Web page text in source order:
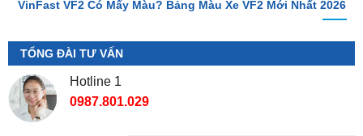
TỔNG ĐÀI TƯ VẤN
Hotline 1
0987.801.029